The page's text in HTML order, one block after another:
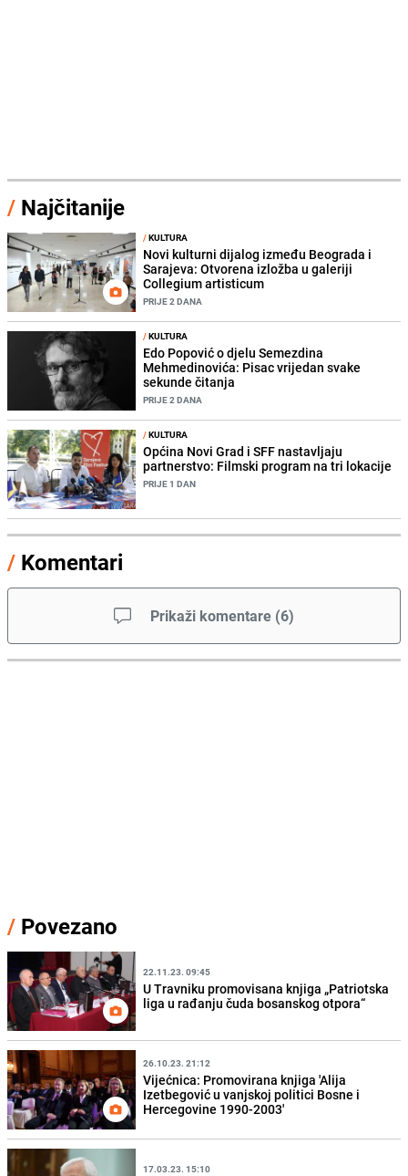
/ Najčitanije
/KULTURA
Novi kulturni dijalog između Beograda i
Sarajeva: Otvorena izložba u galeriji
Collegium artisticum
PRIJE 2 DANA
/KULTURA
Edo Popović o djelu Semezdina
Mehmedinovića: Pisac vrijedan svake
sekunde čitanja
PRIJE 2 DANA
/KULTURA
Općina Novi Grad i SFF nastavljaju
partnerstvo: Filmski program na tri lokacije
PRIJE 1 DAN
/ Komentari
Prikaži komentare (6)
/ Povezano
22.11.23. 09:45
U Travniku promovisana knjiga „Patriotska
liga u rađanju čuda bosanskog otpora“
26.10.23. 21:12
Vijećnica: Promovirana knjiga 'Alija
Izetbegović u vanjskoj politici Bosne i
Hercegovine 1990-2003'
17.03.23. 15:10